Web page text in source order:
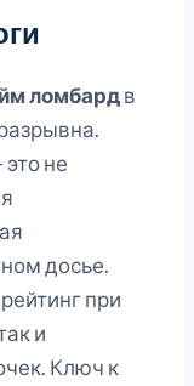
ломбардв
не
досье.
при
и
Ключ к